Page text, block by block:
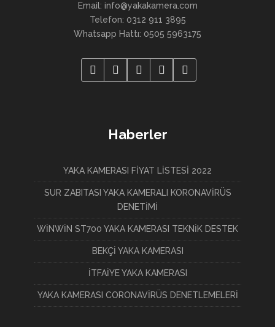
Email: info@yakakamera.com
Telefon: 0312 911 3895
Whatsapp Hattı: 0505 5963175
Haberler
YAKA KAMERASI FİYAT LİSTESİ 2022
SUR ZABITASI YAKA KAMERALI KORONAVİRÜS
DENETİMİ
WİNWİN ST700 YAKA KAMERASI TEKNİK DESTEK
BEKÇİ YAKA KAMERASI
İTFAİYE YAKA KAMERASI
YAKA KAMERASI CORONAVİRÜS DENETLEMELERİ